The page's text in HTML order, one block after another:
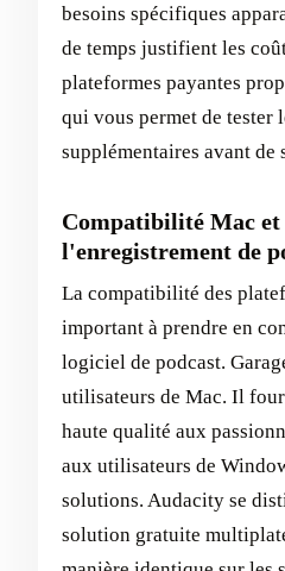
besoins spécifiques
de temps justifient les
plateformes payantes
qui vous permet de tester
supplémentaires avant de
Compatibilité Mac
l'enregistrement de
La compatibilité des
important à prendre en
logiciel de podcast.
utilisateurs de Mac. Il
haute qualité aux
aux utilisateurs de
solutions. Audacity se
solution gratuite